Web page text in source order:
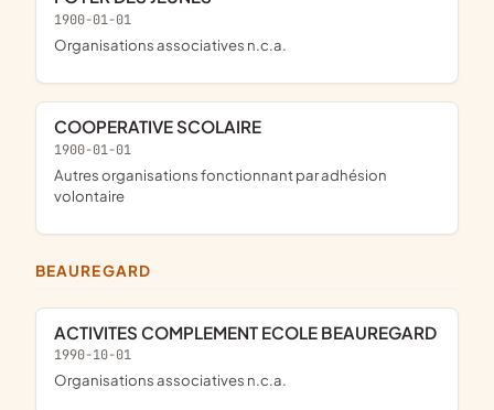
1900-01-01
Organisations associatives n.c.a.
COOPERATIVE SCOLAIRE
1900-01-01
Autres organisations fonctionnant par adhésion
volontaire
BEAUREGARD
ACTIVITES COMPLEMENT ECOLE BEAUREGARD
1990-10-01
Organisations associatives n.c.a.